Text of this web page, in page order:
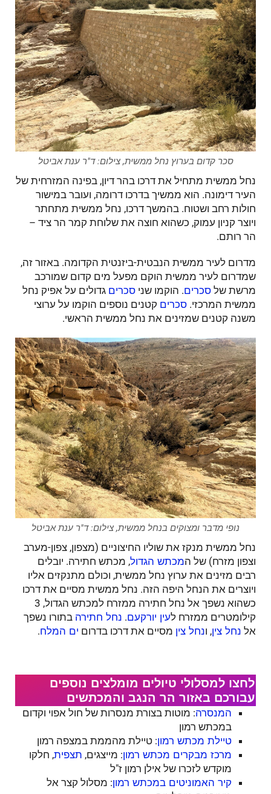
סכר קדום בערוץ נחל ממשית, צילום: ד"ר ענת אביטל
נחל ממשית מתחיל את דרכו בהר דיון, בפינה המזרחית של
העיר דימונה. הוא ממשיך בדרכו דרומה, ועובר במישור
חולות רחב ושטוח. בהמשך דרכו, נחל ממשית מתחתר
ויוצר קניון עמוק, כשהוא חוצה את שלוחת קמר הר ציד –
הר רותם.
מדרום לעיר ממשית הנבטית-ביזנטית הקדומה. באזור זה,
שמדרום לעיר ממשית הוקם מפעל מים קדום שמורכב
מרשת של סכרים. הוקמו שני סכרים גדולים על אפיק נחל
ממשית המרכזי. סכרים קטנים נוספים הוקמו על ערוצי
משנה קטנים שמזינים את נחל ממשית הראשי.
נופי מדבר ומצוקים בנחל ממשית, צילום: ד"ר ענת אביטל
נחל ממשית מנקז את שוליו החיצוניים (מצפון, צפון-מערב
וצפון מזרח) של המכתש הגדול, מכתש חתירה. יובלים
רבים מזינים את ערוץ נחל ממשית, וכולם מתנקזים אליו
ויוצרים את הנחל היפה הזה. נחל ממשית מסיים את דרכו
כשהוא נשפך אל נחל חתירה ממזרח למכתש הגדול, 3
קילומטרים ממזרח לעין יורקעם. נחל חתירה בתורו נשפך
אל נחל צין, ונחל צין מסיים את דרכו בדרום ים המלח.
לחצו למסלולי טיולים מומלצים נוספים
עבורכם באזור הר הנגב והמכתשים
המנסרה: מוטות בצורת מנסרות של חול אפוי וקדום
במכתש רמון
טיילת מכתש רמון: טיילת מהממת במצפה רמון
מרכז מבקרים מכתש רמון: מייצגים, תצפית, חלקו
מוקדש לזכרו של אילן רמון ז"ל
קיר האמוניטים במכתש רמון: מסלול קצר אל